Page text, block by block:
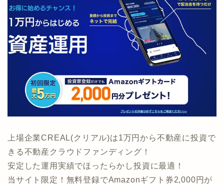
上場企業CREAL(クリアル)は1万円から不動産に投資で
きる不動産クラウドファンディング！
安定した運用実績でほったらかし投資に最適！
当サイト限定！無料登録でAmazonギフト券2,000円が